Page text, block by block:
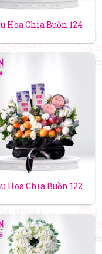
Hoa Chia Buồn 124
Hoa Chia Buồn 122